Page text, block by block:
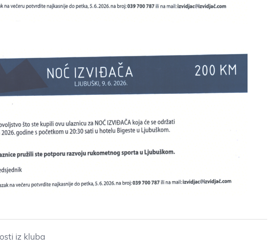
iz kluba